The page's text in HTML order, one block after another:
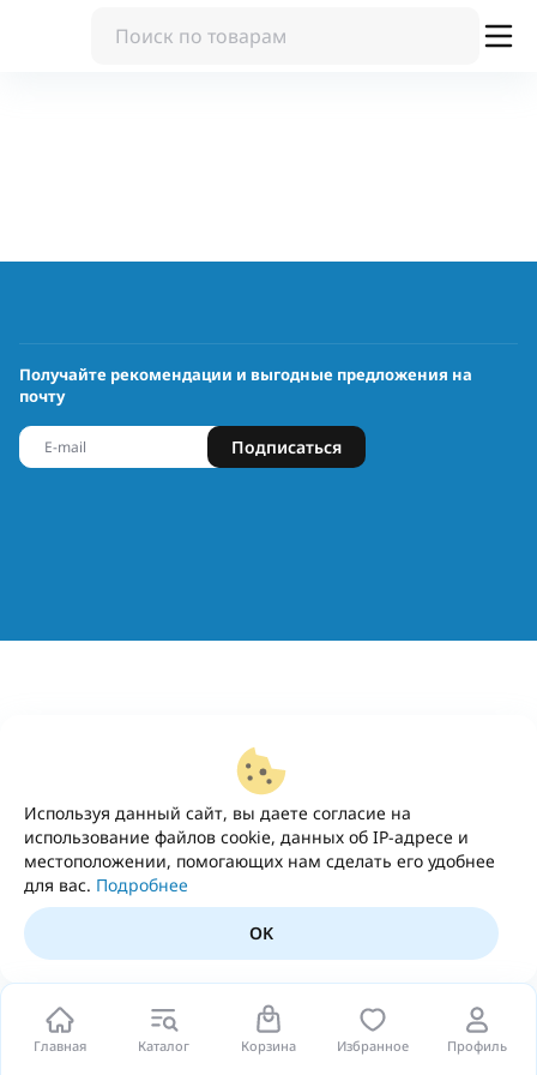
Главная Каталог Корзина Избранное Профиль
Используя данный сайт, вы даете согласие на
использование файлов cookie, данных об IP-адресе и
местоположении, помогающих нам сделать его удобнее
для вас. Подробнее
OK
Получайте рекомендации и выгодные предложения на
почту
Подписаться